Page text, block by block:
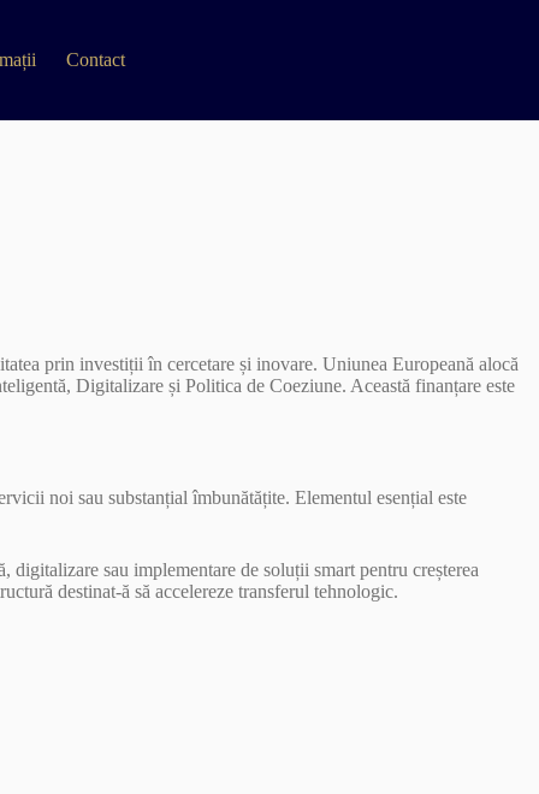
Contact
prin investiții în cercetare și inovare. Uniunea Europeană alocă
Digitalizare și Politica de Coeziune. Această finanțare este
noi sau substanțial îmbunătățite. Elementul esențial este
sau implementare de soluții smart pentru creșterea
destinat-ă să accelereze transferul tehnologic.